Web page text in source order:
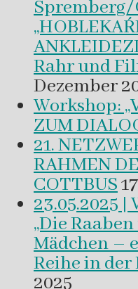
Rahr und
Dezember
Workshop:
ZUM
21.
RAHMEN
COTTBUS
23.05.2025
„Die
Mädchen –
Reihe in der
2025